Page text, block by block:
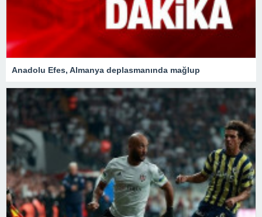
Anadolu Efes, Almanya deplasmanında mağlup